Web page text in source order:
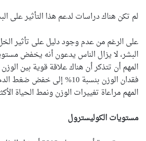
لم تكن هناك دراسات لدعم هذا التأثير على
على الرغم من عدم وجود دليل على تأثير
البشر، لا يزال الناس يدعون أنه يخفض
المهم أن تتذكر أن هناك علاقة قوية بين
فقدان الوزن بنسبة 10% إلى
المهم مراعاة تغييرات الوزن ونمط الحياة
مستويات الكوليسترول